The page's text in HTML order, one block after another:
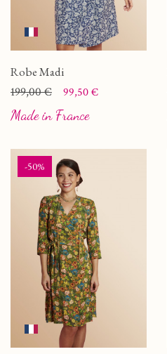
Robe Madi
Prix
Prix de base
199,00 € 99,50 €
Made in France
-50%